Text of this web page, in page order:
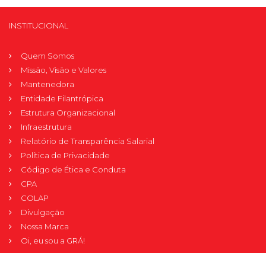
INSTITUCIONAL
Quem Somos
Missão, Visão e Valores
Mantenedora
Entidade Filantrópica
Estrutura Organizacional
Infraestrutura
Relatório de Transparência Salarial
Política de Privacidade
Código de Ética e Conduta
CPA
COLAP
Divulgação
Nossa Marca
Oi, eu sou a GRÁ!